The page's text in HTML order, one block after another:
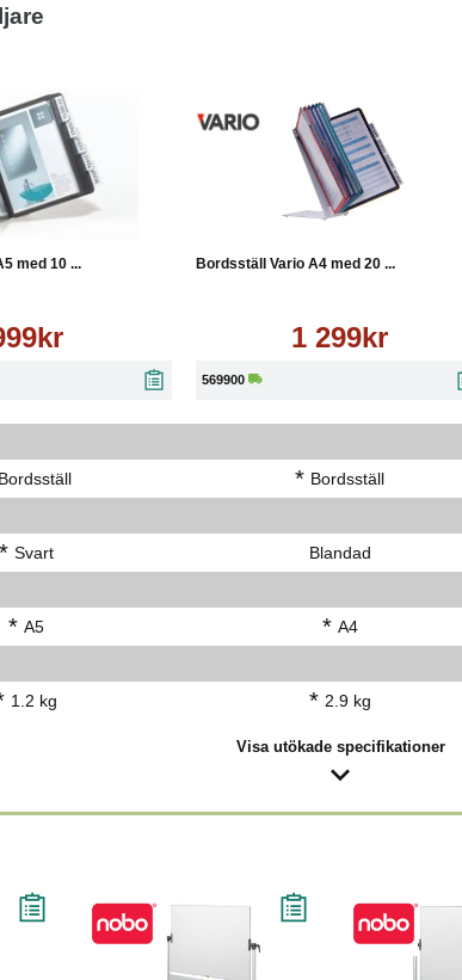
med 10 ...
Läs mer
Bordsställ Vario A4 med 20 ...
1 299kr
569900
Bordsställ * Bordsställ
* Svart Blandad
* A5 * A4
1.2 kg * 2.9 kg
Visa utökade specifikationer